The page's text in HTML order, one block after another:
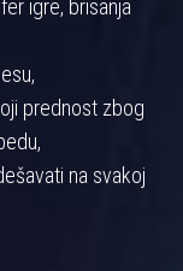
igre, brisanja
prednost zbog
na svakoj